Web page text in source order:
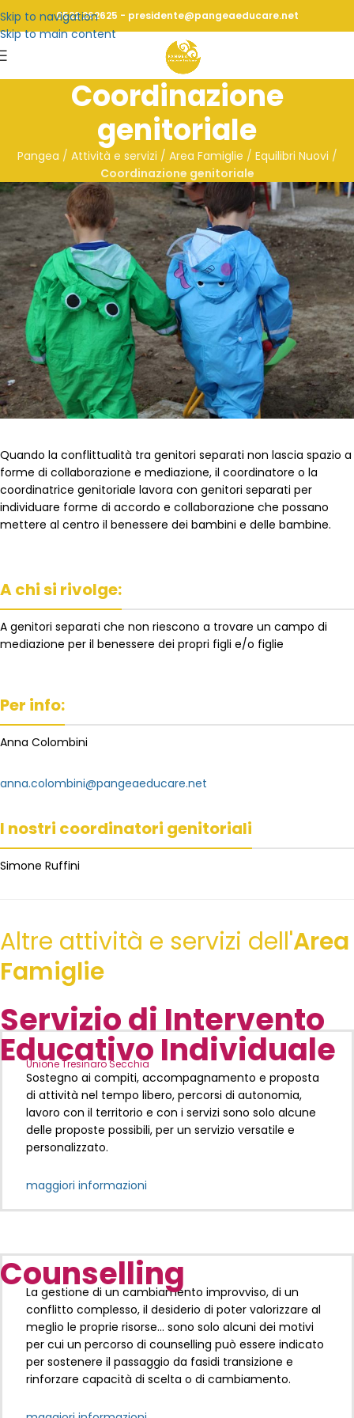
Skip to navigation
Skip to main content
0522 262625 - presidente@pangeaeducare.net
Coordinazione
genitoriale
Pangea / Attività e servizi / Area Famiglie / Equilibri Nuovi /
Coordinazione genitoriale
Quando la conflittualità tra genitori separati non lascia spazio a
forme di collaborazione e mediazione, il coordinatore o la
coordinatrice genitoriale lavora con genitori separati per
individuare forme di accordo e collaborazione che possano
mettere al centro il benessere dei bambini e delle bambine.
A chi si rivolge:
A genitori separati che non riescono a trovare un campo di
mediazione per il benessere dei propri figli e/o figlie
Per info:
Anna Colombini
anna.colombini@pangeaeducare.net
I nostri coordinatori genitoriali
Simone Ruffini
Altre attività e servizi dell'Area
Famiglie
Servizio di Intervento
Educativo Individuale
Unione Tresinaro Secchia
Sostegno ai compiti, accompagnamento e proposta
di attività nel tempo libero, percorsi di autonomia,
lavoro con il territorio e con i servizi sono solo alcune
delle proposte possibili, per un servizio versatile e
personalizzato.
maggiori informazioni
Counselling
La gestione di un cambiamento improvviso, di un
conflitto complesso, il desiderio di poter valorizzare al
meglio le proprie risorse… sono solo alcuni dei motivi
per cui un percorso di counselling può essere indicato
per sostenere il passaggio da fasidi transizione e
rinforzare capacità di scelta o di cambiamento.